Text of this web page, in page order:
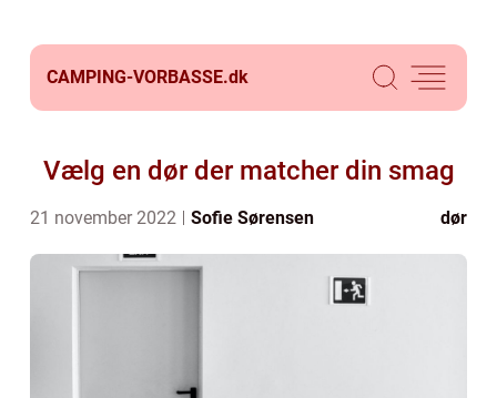
CAMPING-VORBASSE.dk
Vælg en dør der matcher din smag
21 november 2022 Sofie Sørensen dør